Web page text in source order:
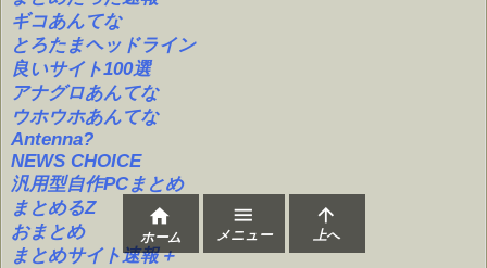
ギコあんてな
とろたまヘッドライン
良いサイト100選
アナグロあんてな
ウホウホあんてな
Antenna?
NEWS CHOICE
汎用型自作PCまとめ
まとめるZ
おまとめ
まとめサイト速報＋

ホーム

メニュー

上へ